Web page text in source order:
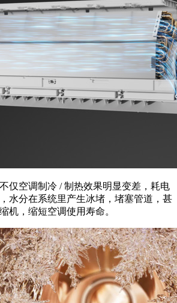
空调制冷 / 制热效果明显变差，耗电
水分在系统里产生冰堵，堵塞管道，甚
机，缩短空调使用寿命。